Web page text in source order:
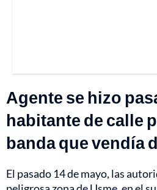
Agente se hizo
habitante de calle
banda que vendía
El pasado 14 de mayo, las